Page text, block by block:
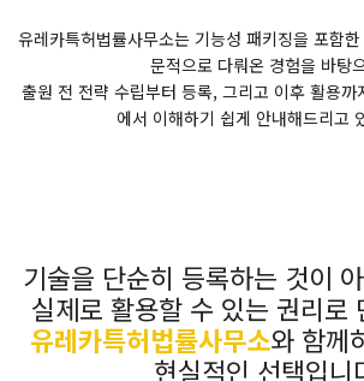
유레카특허법률사무소는 기능성 패키징을 포함
문적으로 다뤄온 경험을 바탕
출원 전 전략 수립부터 등록, 그리고 이후 활용까
에서 이해하기 쉽게 안내해드리고
기술을 단순히 등록하는 것이
실제로 활용할 수 있는 권리로
유레카특허법률사무소와 함께
현실적인 선택입니